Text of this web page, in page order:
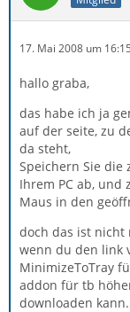
17. Mai 2008 um 16:15
hallo graba,
das habe ich ja
auf der seite, zu
da steht,
Speichern Sie
Ihrem PC ab, und
Maus in den
doch das ist nicht
wenn du den link
MinimizeToTray
addon für tb
downloaden kann.